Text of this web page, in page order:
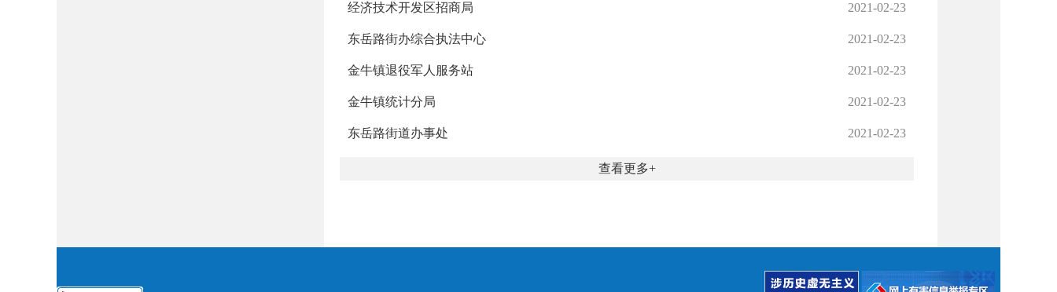
2021-02-23
经济技术开发区招商局
2021-02-23
东岳路街办综合执法中心
2021-02-23
金牛镇退役军人服务站
2021-02-23
金牛镇统计分局
2021-02-23
东岳路街道办事处
查看更多